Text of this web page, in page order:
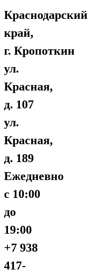
Краснодарский
край,
г. Кропоткин
ул.
Красная,
д. 107
ул.
Красная,
д. 189
Ежедневно
с 10:00
до
19:00
+7 938
417-